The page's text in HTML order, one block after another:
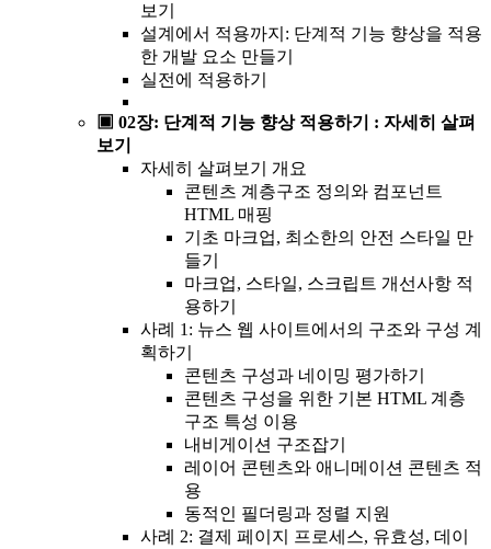
보기
설계에서 적용까지: 단계적 기능 향상을 적용
한 개발 요소 만들기
실전에 적용하기
▣ 02장: 단계적 기능 향상 적용하기 : 자세히 살펴
보기
자세히 살펴보기 개요
콘텐츠 계층구조 정의와 컴포넌트
HTML 매핑
기초 마크업, 최소한의 안전 스타일 만
들기
마크업, 스타일, 스크립트 개선사항 적
용하기
사례 1: 뉴스 웹 사이트에서의 구조와 구성 계
획하기
콘텐츠 구성과 네이밍 평가하기
콘텐츠 구성을 위한 기본 HTML 계층
구조 특성 이용
내비게이션 구조잡기
레이어 콘텐츠와 애니메이션 콘텐츠 적
용
동적인 필더링과 정렬 지원
사례 2: 결제 페이지 프로세스, 유효성, 데이